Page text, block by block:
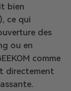
bien
ce qui
des
ou en
comme
directement